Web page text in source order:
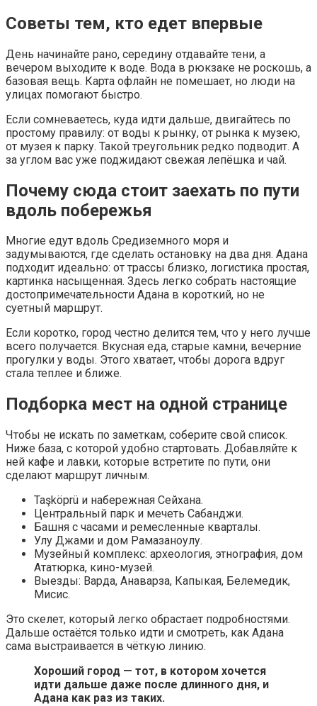
Советы тем, кто едет впервые
День начинайте рано, середину отдавайте тени, а
вечером выходите к воде. Вода в рюкзаке не роскошь, а
базовая вещь. Карта офлайн не помешает, но люди на
улицах помогают быстро.
Если сомневаетесь, куда идти дальше, двигайтесь по
простому правилу: от воды к рынку, от рынка к музею,
от музея к парку. Такой треугольник редко подводит. А
за углом вас уже поджидают свежая лепёшка и чай.
Почему сюда стоит заехать по пути
вдоль побережья
Многие едут вдоль Средиземного моря и
задумываются, где сделать остановку на два дня. Адана
подходит идеально: от трассы близко, логистика простая,
картинка насыщенная. Здесь легко собрать настоящие
достопримечательности Адана в короткий, но не
суетный маршрут.
Если коротко, город честно делится тем, что у него лучше
всего получается. Вкусная еда, старые камни, вечерние
прогулки у воды. Этого хватает, чтобы дорога вдруг
стала теплее и ближе.
Подборка мест на одной странице
Чтобы не искать по заметкам, соберите свой список.
Ниже база, с которой удобно стартовать. Добавляйте к
ней кафе и лавки, которые встретите по пути, они
сделают маршрут личным.
Taşköprü и набережная Сейхана.
Центральный парк и мечеть Сабанджи.
Башня с часами и ремесленные кварталы.
Улу Джами и дом Рамазаноулу.
Музейный комплекс: археология, этнография, дом
Ататюрка, кино-музей.
Выезды: Варда, Анаварза, Капыкая, Белемедик,
Мисис.
Это скелет, который легко обрастает подробностями.
Дальше остаётся только идти и смотреть, как Адана
сама выстраивается в чёткую линию.
Хороший город — тот, в котором хочется
идти дальше даже после длинного дня, и
Адана как раз из таких.